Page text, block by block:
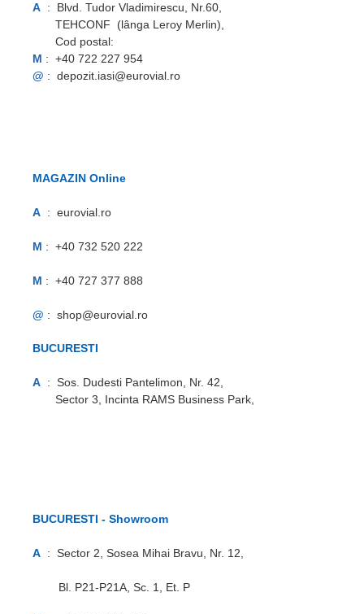
A : Blvd. Tudor Vladimirescu, Nr.60,
TEHCONF (lânga Leroy Merlin),
Cod postal:
M : +40 722 227 954
@ : depozit.iasi@eurovial.ro
MAGAZIN Online
A :eurovial.ro
M : +40 732 520 222
M : +40 727 377 888
@ : shop@eurovial.ro
BUCURESTI
A : Sos. Dudesti Pantelimon, Nr. 42,
Sector 3, Incinta RAMS Business Park,
BUCURESTI - Showroom
A : Sector 2, Sosea Mihai Bravu, Nr. 12,
Bl. P21-P21A, Sc. 1, Et. P